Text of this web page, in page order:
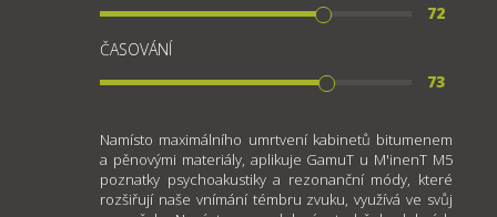
72
ČASOVÁNÍ
73
Namísto maximálního umrtvení kabinetů bitumenem
a pěnovými materiály, aplikuje GamuT u M'inenT M5
poznatky psychoakustiky a rezonanční módy, které
rozšiřují naše vnímání témbru zvuku, využívá ve svůj